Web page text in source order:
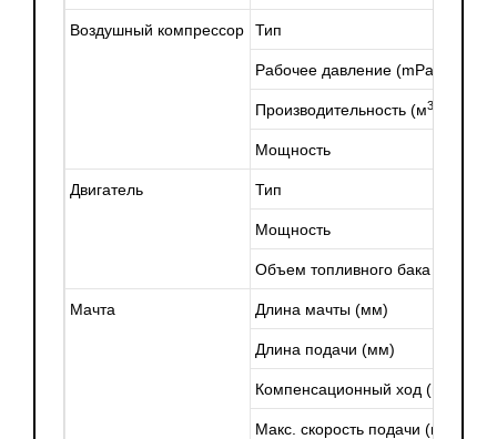
Воздушный компрессор Тип
Рабочее давление (mPa)
Производительность (м3
Мощность
Двигатель Тип
Мощность
Объем топливного бака (л)
Мачта Длина мачты (мм)
Длина подачи (мм)
Компенсационный ход (мм)
Макс. скорость подачи (м/с)